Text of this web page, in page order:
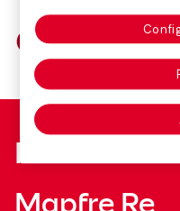
Fundación
Mapfre Re